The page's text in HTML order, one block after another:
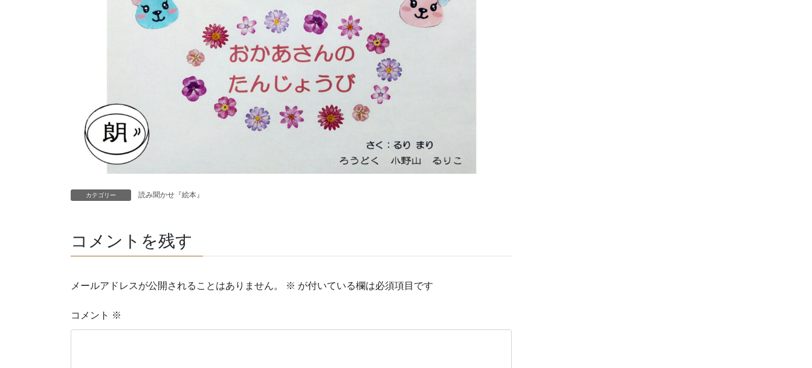
カテゴリー 読み聞かせ『絵本』
コメントを残す
メールアドレスが公開されることはありません。 ※ が付いている欄は必須項目です
コメント ※